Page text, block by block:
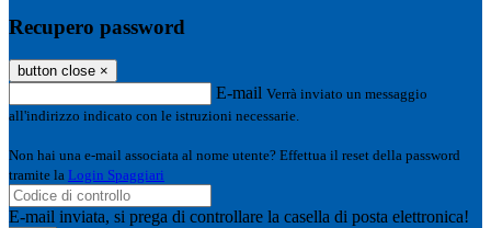
Recupero password
button close ×
E-mail Verrà inviato un messaggio
all'indirizzo indicato con le istruzioni necessarie.
Non hai una e-mail associata al nome utente? Effettua il reset della password
tramite la Login Spaggiari
E-mail inviata, si prega di controllare la casella di posta elettronica!